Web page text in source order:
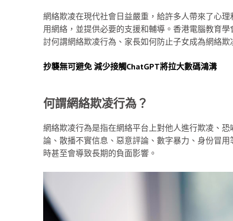
網絡欺凌在現代社會日益嚴重，給許多人帶來了心
用網絡，並提供必要的支援和輔導。香港電腦教育
討何謂網絡欺凌行為、家長如何防止子女成為網絡
抄襲無可避免 減少接觸ChatGPT將拉大數碼鴻溝
何謂網絡欺凌行為？
網絡欺凌行為是指在網絡平台上對他人進行欺凌、
論、散播不實信息、惡意評論、數字暴力、身份冒
時甚至會導致長期的負面影響。